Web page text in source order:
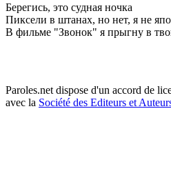
Берегись, это судная ночка
Пиксели в штанах, но нет, я не
В фильме "Звонок" я прыгну в
Paroles.net dispose d'un accord de
avec la Société des Editeurs et